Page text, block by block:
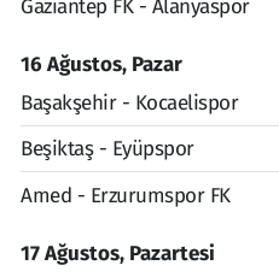
Gaziantep FK - Alanyaspor
16 Ağustos, Pazar
Başakşehir - Kocaelispor
Beşiktaş - Eyüpspor
Amed - Erzurumspor FK
17 Ağustos, Pazartesi